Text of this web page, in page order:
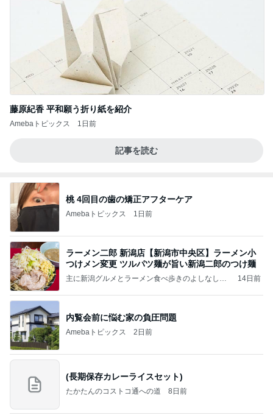
藤原紀香 平和願う折り紙を紹介
Amebaトピックス 1日前
記事を読む
桃 4回目の歯の矯正アフターケア
Amebaトピックス 1日前
ラーメン二郎 新潟店【新潟市中央区】ラーメン小
つけメン変更 ツルパツ麺が旨い新潟二郎のつけ麺
主に新潟グルメとラーメン食べ歩きのよしなしご
14日前
内覧会前に悩む家の負圧問題
Amebaトピックス 2日前
(長期保存カレーライスセット)
たかたんのコストコ通への道 8日前